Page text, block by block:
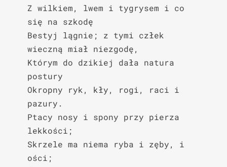
Z wilkiem, lwem i tygrysem i co
się na szkodę
Bestyj lągnie; z tymi człek
wieczną miał niezgodę,
Którym do dzikiej dała natura
postury
Okropny ryk, kły, rogi, raci i
pazury.
Ptacy nosy i spony przy pierza
lekkości;
Skrzele ma niema ryba i zęby, i
ości;